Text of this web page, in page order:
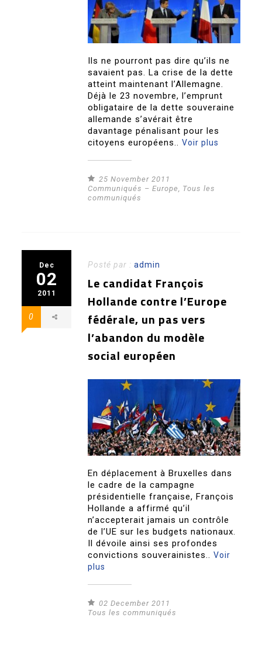
Ils ne pourront pas dire qu’ils ne
savaient pas. La crise de la dette
atteint maintenant l’Allemagne.
Déjà le 23 novembre, l’emprunt
obligataire de la dette souveraine
allemande s’avérait être
davantage pénalisant pour les
citoyens européens..Voir plus
25 November 2011
Communiqués – Europe, Tous les
communiqués
Dec
02
2011
0
Posté par :admin
Le candidat François
Hollande contre l’Europe
fédérale, un pas vers
l’abandon du modèle
social européen
En déplacement à Bruxelles dans
le cadre de la campagne
présidentielle française, François
Hollande a affirmé qu’il
n’accepterait jamais un contrôle
de l’UE sur les budgets nationaux.
Il dévoile ainsi ses profondes
convictions souverainistes..Voir
plus
02 December 2011
Tous les communiqués